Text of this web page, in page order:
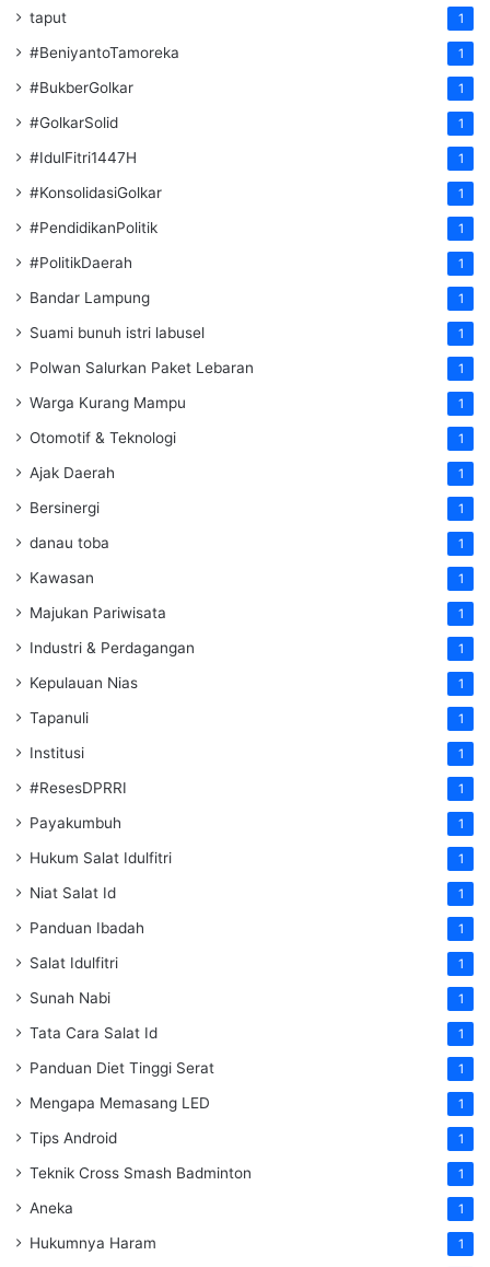
taput 1
#BeniyantoTamoreka 1
#BukberGolkar 1
#GolkarSolid 1
#IdulFitri1447H 1
#KonsolidasiGolkar 1
#PendidikanPolitik 1
#PolitikDaerah 1
Bandar Lampung 1
Suami bunuh istri labusel 1
Polwan Salurkan Paket Lebaran 1
Warga Kurang Mampu 1
Otomotif & Teknologi 1
Ajak Daerah 1
Bersinergi 1
danau toba 1
Kawasan 1
Majukan Pariwisata 1
Industri & Perdagangan 1
Kepulauan Nias 1
Tapanuli 1
Institusi 1
#ResesDPRRI 1
Payakumbuh 1
Hukum Salat Idulfitri 1
Niat Salat Id 1
Panduan Ibadah 1
Salat Idulfitri 1
Sunah Nabi 1
Tata Cara Salat Id 1
Panduan Diet Tinggi Serat 1
Mengapa Memasang LED 1
Tips Android 1
Teknik Cross Smash Badminton 1
Aneka 1
Hukumnya Haram 1